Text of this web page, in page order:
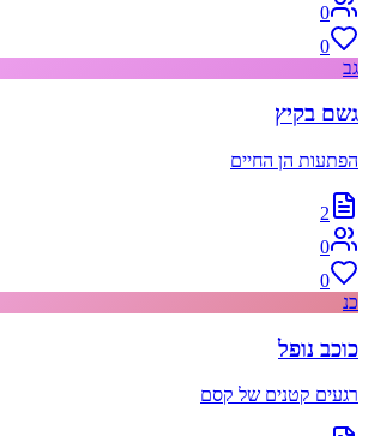
0
0
גב
גשם בקיץ
הפתעות הן החיים
2
0
0
כנ
כוכב נופל
רגעים קטנים של קסם